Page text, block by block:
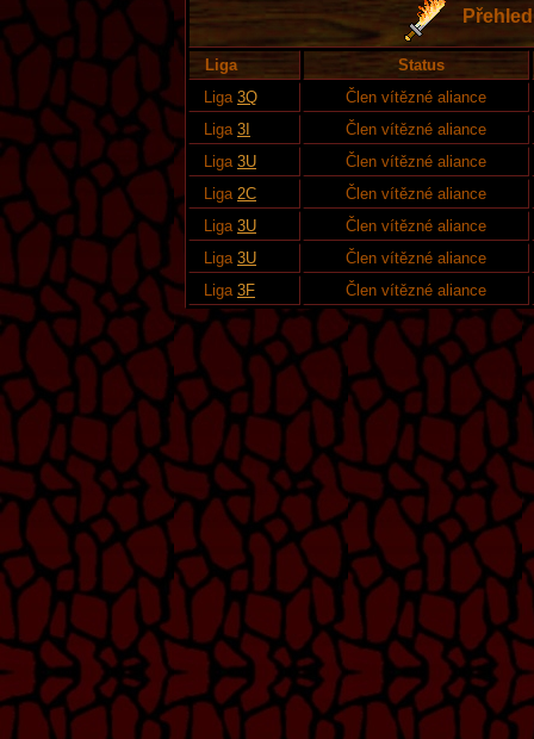
Liga
Status
Liga 3Q
Člen vítězné aliance
Liga 3I
Člen vítězné aliance
Liga 3U
Člen vítězné aliance
Liga 2C
Člen vítězné aliance
Liga 3U
Člen vítězné aliance
Liga 3U
Člen vítězné aliance
Liga 3F Člen vítězné aliance